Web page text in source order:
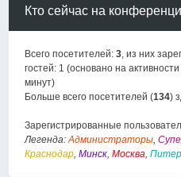
Кто сейчас на
Всего посетителей:3, из них
гостей: 1 (основано на
минут)
Больше всего посетителей (134)
Зарегистрированные
Легенда:Администраторы,
Краснодар,Минск,Москва,